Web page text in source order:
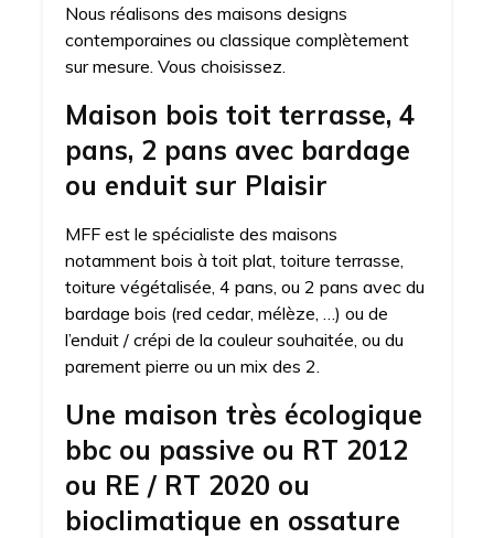
Nous réalisons des maisons designs
contemporaines ou classique complètement
sur mesure. Vous choisissez.
Maison bois toit terrasse, 4
pans, 2 pans avec bardage
ou enduit sur Plaisir
MFF est le spécialiste des maisons
notamment bois à toit plat, toiture terrasse,
toiture végétalisée, 4 pans, ou 2 pans avec du
bardage bois (red cedar, mélèze, …) ou de
l’enduit / crépi de la couleur souhaitée, ou du
parement pierre ou un mix des 2.
Une maison très écologique
bbc ou passive ou RT 2012
ou RE / RT 2020 ou
bioclimatique en ossature